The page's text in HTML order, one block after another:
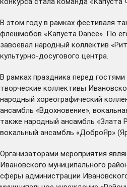
В этом году в рамках фестиваля
флешмобов «Капуста Dance». По
завоевал народный коллектив
культурно-досугового центра.
В рамках праздника перед
творческие коллективы
народный хореографический
ансамбль «Вдохновение»,
также народный ансамбль «Злата
вокальный ансамбль «ДоброЯр»
Организаторами мероприятия
Ивановского муниципального
сферы администрации